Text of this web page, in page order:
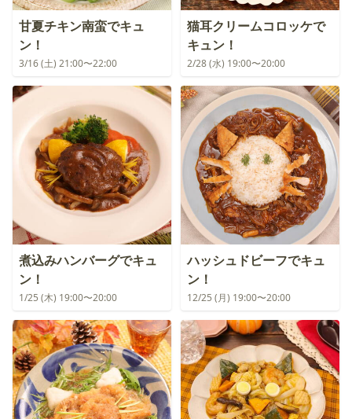
甘夏チキン南蛮でキュ
ン！
3/16 (土) 21:00〜22:00
猫耳クリームコロッケで
キュン！
2/28 (水) 19:00〜20:00
煮込みハンバーグでキュ
ン！
1/25 (木) 19:00〜20:00
ハッシュドビーフでキュ
ン！
12/25 (月) 19:00〜20:00